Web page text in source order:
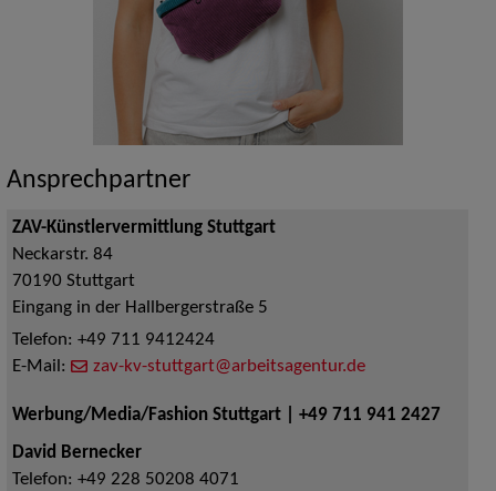
Ansprechpartner
ZAV-Künstlervermittlung Stuttgart
Neckarstr. 84
70190 Stuttgart
Eingang in der Hallbergerstraße 5
Telefon: +49 711 9412424
E-Mail:
zav-kv-stuttgart@arbeitsagentur.de
Werbung/Media/Fashion Stuttgart | +49 711 941 2427
David Bernecker
Telefon: +49 228 50208 4071